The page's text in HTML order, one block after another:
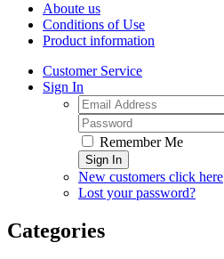
Aboute us
Conditions of Use
Product information
Customer Service
Sign In
Remember Me
Sign In
New customers click here
Lost your password?
Categories